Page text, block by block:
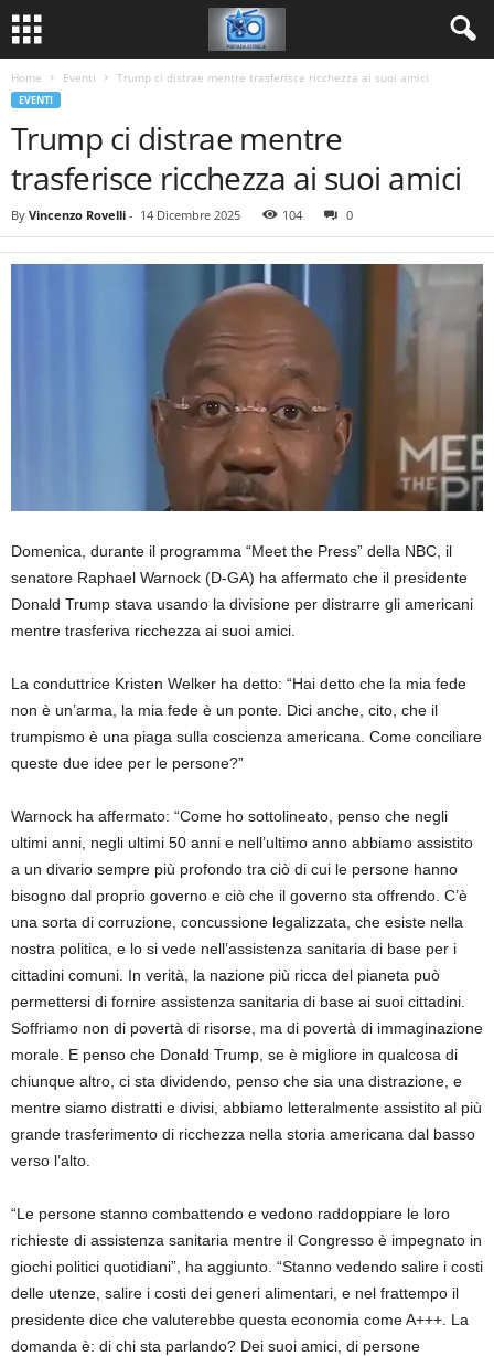
Home Eventi Trump ci distrae mentre trasferisce ricchezza ai suoi amici
EVENTI
Trump ci distrae mentre
trasferisce ricchezza ai suoi amici
By Vincenzo Rovelli - 14 Dicembre 2025 104 0
Domenica, durante il programma “Meet the Press” della NBC, il
senatore Raphael Warnock (D-GA) ha affermato che il presidente
Donald Trump stava usando la divisione per distrarre gli americani
mentre trasferiva ricchezza ai suoi amici.
La conduttrice Kristen Welker ha detto: “Hai detto che la mia fede
non è un’arma, la mia fede è un ponte. Dici anche, cito, che il
trumpismo è una piaga sulla coscienza americana. Come conciliare
queste due idee per le persone?”
Warnock ha affermato: “Come ho sottolineato, penso che negli
ultimi anni, negli ultimi 50 anni e nell’ultimo anno abbiamo assistito
a un divario sempre più profondo tra ciò di cui le persone hanno
bisogno dal proprio governo e ciò che il governo sta offrendo. C’è
una sorta di corruzione, concussione legalizzata, che esiste nella
nostra politica, e lo si vede nell’assistenza sanitaria di base per i
cittadini comuni. In verità, la nazione più ricca del pianeta può
permettersi di fornire assistenza sanitaria di base ai suoi cittadini.
Soffriamo non di povertà di risorse, ma di povertà di immaginazione
morale. E penso che Donald Trump, se è migliore in qualcosa di
chiunque altro, ci sta dividendo, penso che sia una distrazione, e
mentre siamo distratti e divisi, abbiamo letteralmente assistito al più
grande trasferimento di ricchezza nella storia americana dal basso
verso l’alto.
“Le persone stanno combattendo e vedono raddoppiare le loro
richieste di assistenza sanitaria mentre il Congresso è impegnato in
giochi politici quotidiani”, ha aggiunto. “Stanno vedendo salire i costi
delle utenze, salire i costi dei generi alimentari, e nel frattempo il
presidente dice che valuterebbe questa economia come A+++. La
domanda è: di chi sta parlando? Dei suoi amici, di persone